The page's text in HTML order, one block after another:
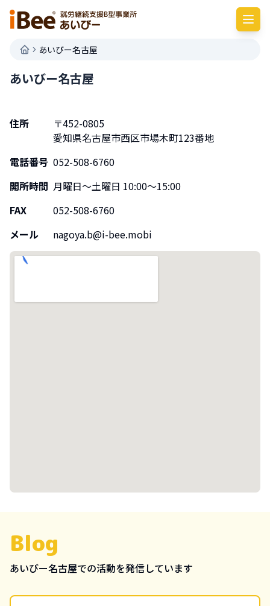
あいびー名古屋
あいびー名古屋
住所 〒452-0805
愛知県名古屋市西区市場木町123番地
電話番号 052-508-6760
開所時間 月曜日〜土曜日 10:00〜15:00
FAX
052-508-6760
メール
nagoya.b@i-bee.mobi
Blog
あいびー名古屋での活動を発信しています